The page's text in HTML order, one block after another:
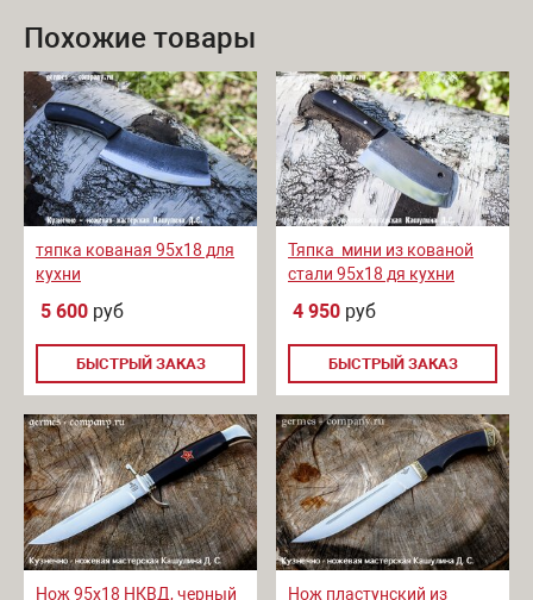
Похожие товары
тяпка кованая 95х18 для
кухни
5 600 руб
БЫСТРЫЙ ЗАКАЗ
Тяпка мини из кованой
стали 95х18 дя кухни
4 950 руб
БЫСТРЫЙ ЗАКАЗ
Нож 95х18 НКВД, черный Нож пластунский из